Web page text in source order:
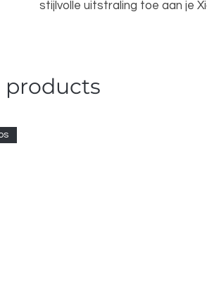
stijlvolle uitstraling toe aan je
products